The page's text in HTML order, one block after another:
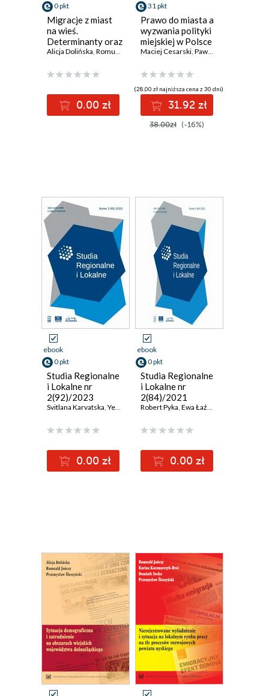
0 pkt
Migracje z miast
na wieś.
Determinanty oraz
wybrane
wymiarze
przestrzenno-
środowiskowym
(na przykładzie
Alicja Dolińska, Romuald Jończy ,Przemysław Śleszyński
0.00 zł
31 pkt
Prawo do miasta a
wyzwania polityki
miejskiej w Polsce
Maciej Cesarski, Paweł Chruski
(28,00 zł najniższa cena z 30 dni)
31.92 zł
38.00zł (-16%)
ebook
0 pkt
Studia Regionalne
i Lokalne nr
2(92)/2023
Svitlana Karvatska, Yevheniya Yuriychuk ,Olha Chepel
0.00 zł
ebook
0 pkt
Studia Regionalne
i Lokalne nr
2(84)/2021
Robert Pyka, Ewa Łaźniewska
0.00 zł